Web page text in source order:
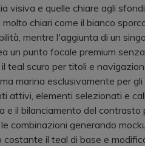
visiva e quelle chiare agli
chiari come il bianco
mentre l'aggiunta di un
un punto focale premium
scuro per titoli e
marina esclusivamente per
attivi, elementi selezionati e
il bilanciamento del contrasto
combinazioni generando
costante il teal di base e